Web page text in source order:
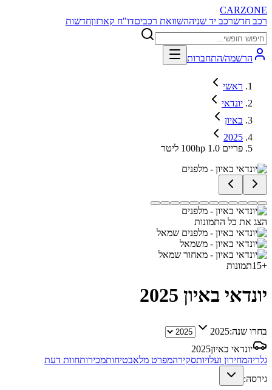
CARZONE
רכב חדשרכב יד שניההשוואת רכביםדו"ח קארזוןחדשות
הרשמה/התחברות
ראשי
יונדאי
באיון
2025
פריים 100hp 1.0 ליטר
הצג את כל התמונות
+
15תמונות
יונדאי באיון 2025
בחרו שנה:2025
יונדאי באיון2025
גלריהמחירון ועלויותסקירהמפרט מלאבטיחותמכירותחוות דעת
גירסה: